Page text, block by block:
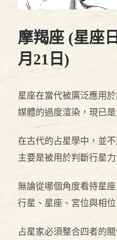
摩羯座 (星座
月21日)
星座在當代被廣泛應用
媒體的過度渲染，現已
在古代的占星學中，並
主要是被用於判斷行星
無論從哪個角度看待星
行星、星座、宮位與相位
占星家必須整合四者的